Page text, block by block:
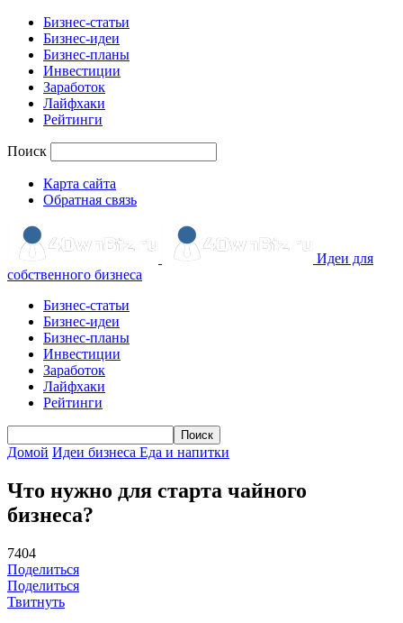
Бизнес-статьи
Бизнес-идеи
Бизнес-планы
Инвестиции
Заработок
Лайфхаки
Рейтинги
Поиск
Карта сайта
Обратная связь
Идеи для
собственного бизнеса
Бизнес-статьи
Бизнес-идеи
Бизнес-планы
Инвестиции
Заработок
Лайфхаки
Рейтинги
Домой Идеи бизнеса Еда и напитки
Что нужно для старта чайного
бизнеса?
7404
Поделиться
Поделиться
Твитнуть